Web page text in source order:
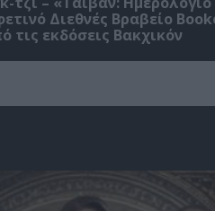
Διεθνές Βραβείο
τις εκδόσεις Βακχικόν